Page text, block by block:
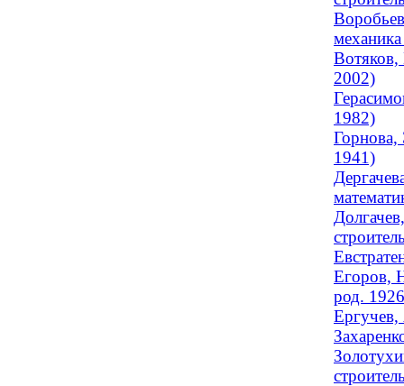
Вотяков,
2002)
1982)
Горнова,
1941)
Егоров,
род.